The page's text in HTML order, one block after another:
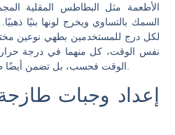
الأطعمة مثل البطاطس المقلية
السمك بالتساوي ويخرج لونها بنيًا
لكل درج للمستخدمين بطهي نوعين
نفس الوقت، كل منهما في درجة حرارته
إعداد وجبات